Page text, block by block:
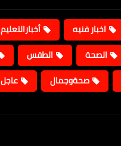
اخبار فنيه أخبارالتعليم
الصحة الطقس
صحةوجمال عاجل